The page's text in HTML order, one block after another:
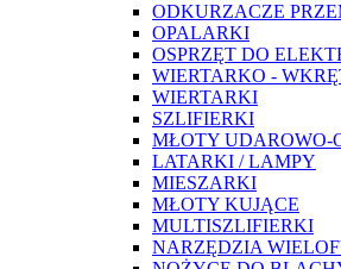
ODKURZACZE
OPALARKI
OSPRZĘT DO
WIERTARKO -
WIERTARKI
SZLIFIERKI
MŁOTY UDAROWO-
LATARKI / LAMPY
MIESZARKI
MŁOTY KUJĄCE
MULTISZLIFIERKI
NARZĘDZIA